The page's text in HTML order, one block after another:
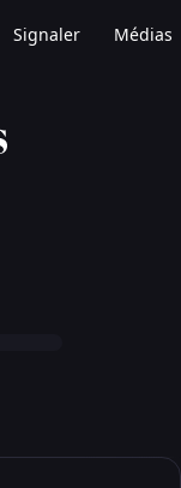
Signaler Médias